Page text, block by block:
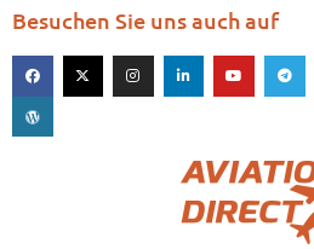
Besuchen Sie uns auch auf